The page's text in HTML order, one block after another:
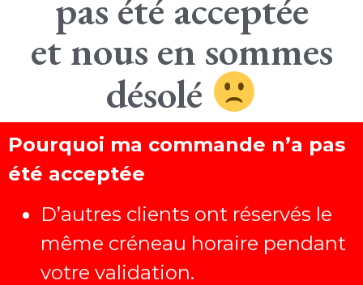
et nous en sommes
désolé
Pourquoi ma commande n’a pas
été acceptée
D’autres clients ont réservés le
même créneau horaire pendant
votre validation.